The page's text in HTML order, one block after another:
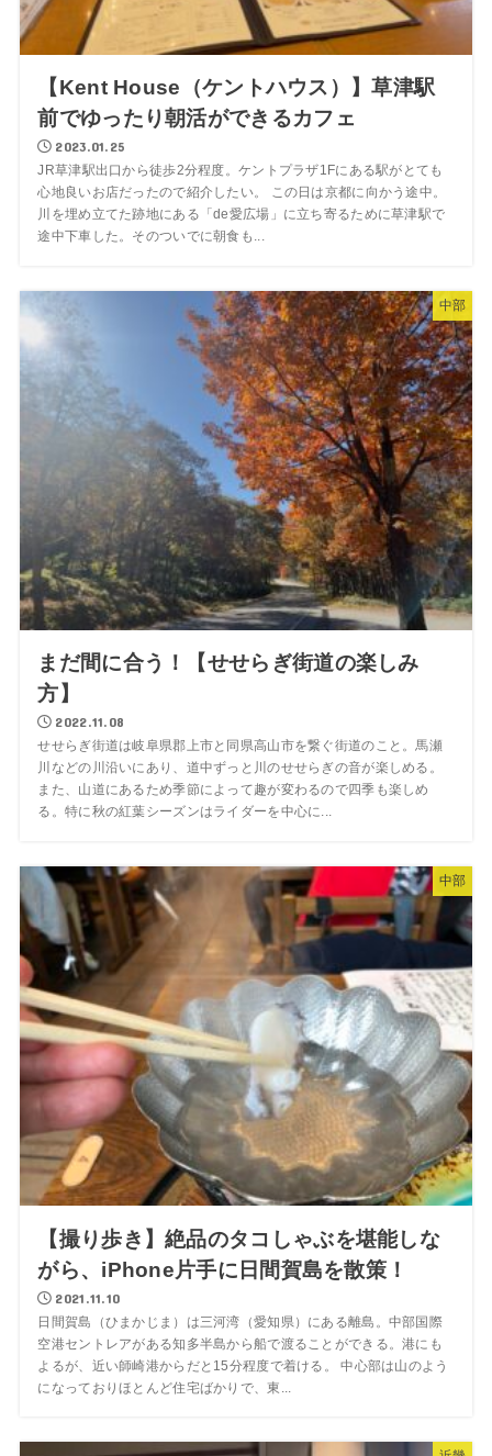
【Kent House（ケントハウス）】草津駅
前でゆったり朝活ができるカフェ
2023.01.25
JR草津駅出口から徒歩2分程度。ケントプラザ1Fにある駅がとても
心地良いお店だったので紹介したい。 この日は京都に向かう途中。
川を埋め立てた跡地にある「de愛広場」に立ち寄るために草津駅で
途中下車した。そのついでに朝食も...
中部
まだ間に合う！【せせらぎ街道の楽しみ
方】
2022.11.08
せせらぎ街道は岐阜県郡上市と同県高山市を繋ぐ街道のこと。馬瀬
川などの川沿いにあり、道中ずっと川のせせらぎの音が楽しめる。
また、山道にあるため季節によって趣が変わるので四季も楽しめ
る。特に秋の紅葉シーズンはライダーを中心に...
中部
【撮り歩き】絶品のタコしゃぶを堪能しな
がら、iPhone片手に日間賀島を散策！
2021.11.10
日間賀島（ひまかじま）は三河湾（愛知県）にある離島。中部国際
空港セントレアがある知多半島から船で渡ることができる。港にも
よるが、近い師崎港からだと15分程度で着ける。 中心部は山のよう
になっておりほとんど住宅ばかりで、東...